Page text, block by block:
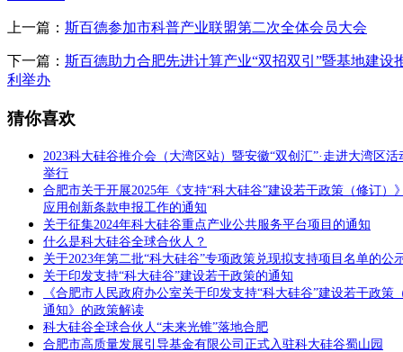
上一篇： 斯百德参加市科普产业联盟第二次全体会员大会
下一篇： 斯百德助力合肥先进计算产业“双招双引”暨基地建设
利举办
猜你喜欢
2023科大硅谷推介会（大湾区站）暨安徽“双创汇”·走进大湾区活
举行
合肥市关于开展2025年《支持“科大硅谷”建设若干政策（修订）
应用创新条款申报工作的通知
关于征集2024年科大硅谷重点产业公共服务平台项目的通知
什么是科大硅谷全球合伙人？
关于2023年第二批“科大硅谷”专项政策兑现拟支持项目名单的公
关于印发支持“科大硅谷”建设若干政策的通知
《合肥市人民政府办公室关于印发支持“科大硅谷”建设若干政策
通知》的政策解读
科大硅谷全球合伙人“未来光锥”落地合肥
合肥市高质量发展引导基金有限公司正式入驻科大硅谷蜀山园